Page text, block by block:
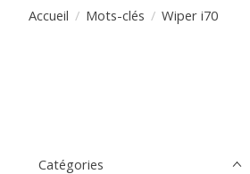
Accueil / Mots-clés / Wiper i70
Catégories